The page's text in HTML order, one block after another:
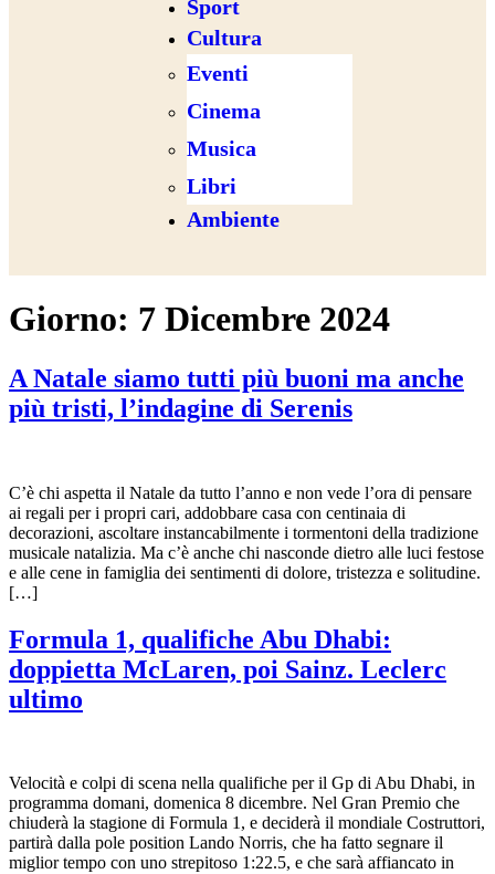
Sport
Cultura
Eventi
Cinema
Musica
Libri
Ambiente
Giorno: 7 Dicembre 2024
A Natale siamo tutti più buoni ma anche
più tristi, l’indagine di Serenis
C’è chi aspetta il Natale da tutto l’anno e non vede l’ora di pensare
ai regali per i propri cari, addobbare casa con centinaia di
decorazioni, ascoltare instancabilmente i tormentoni della tradizione
musicale natalizia. Ma c’è anche chi nasconde dietro alle luci festose
e alle cene in famiglia dei sentimenti di dolore, tristezza e solitudine.
[…]
Formula 1, qualifiche Abu Dhabi:
doppietta McLaren, poi Sainz. Leclerc
ultimo
Velocità e colpi di scena nella qualifiche per il Gp di Abu Dhabi, in
programma domani, domenica 8 dicembre. Nel Gran Premio che
chiuderà la stagione di Formula 1, e deciderà il mondiale Costruttori,
partirà dalla pole position Lando Norris, che ha fatto segnare il
miglior tempo con uno strepitoso 1:22.5, e che sarà affiancato in